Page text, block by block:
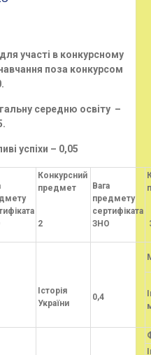
участі в конкурсному
поза конкурсом
середню освіту –
успіхи – 0,05
Конкурсний
предмет
2
Вага
предмету
сертифіката
ЗНО
Історія
України
0,4